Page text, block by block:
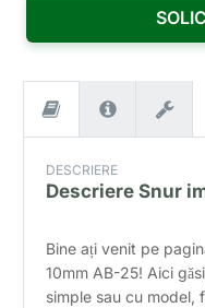
DESCRIERE
DescriereSnur
Bine ați venit pe
10mm AB-25! Aici
simple sau cu model,